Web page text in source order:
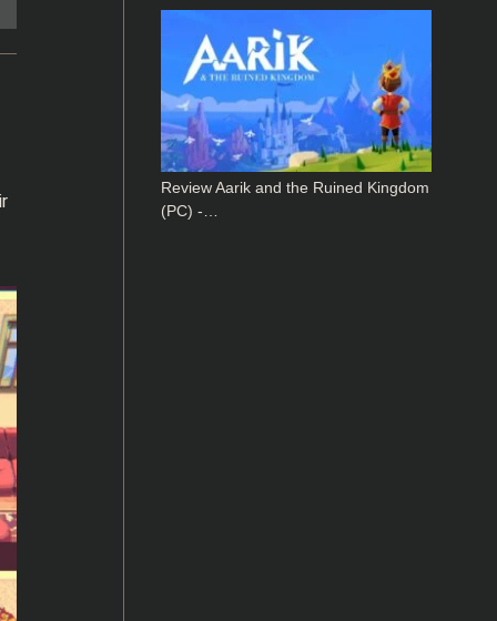
Review Aarik and the Ruined Kingdom
(PC) -…